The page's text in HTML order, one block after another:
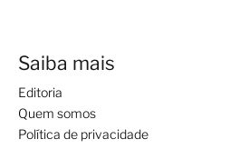
Saiba mais
Editoria
Quem somos
Política de privacidade